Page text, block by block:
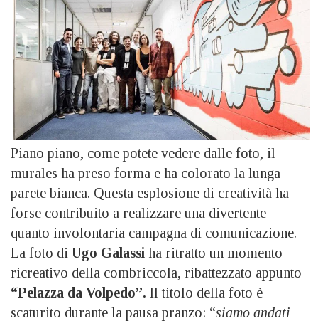
Piano piano, come potete vedere dalle foto, il
murales ha preso forma e ha colorato la lunga
parete bianca. Questa esplosione di creatività ha
forse contribuito a realizzare una divertente
quanto involontaria campagna di comunicazione.
La foto di Ugo Galassi ha ritratto un momento
ricreativo della combriccola, ribattezzato appunto
“Pelazza da Volpedo”. Il titolo della foto è
scaturito durante la pausa pranzo: “siamo andati